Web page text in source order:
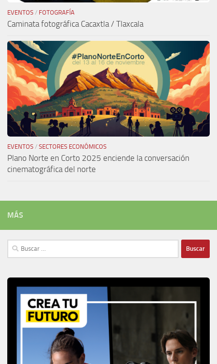
EVENTOS / FOTOGRAFÍA
Caminata fotográfica Cacaxtla / Tlaxcala
EVENTOS / SECTORES ECONÓMICOS
Plano Norte en Corto 2025 enciende la conversación
cinematográfica del norte
MÁS
Buscar: